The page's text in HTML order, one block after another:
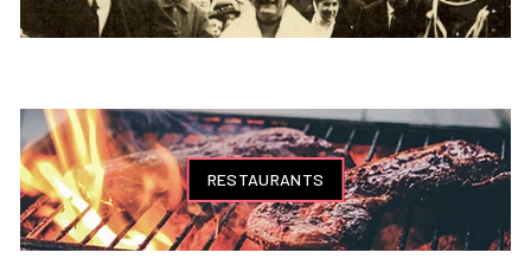
RESTAURANTS